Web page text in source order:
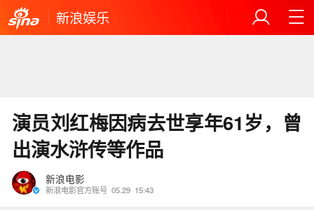
新浪娱乐
演员刘红梅因病去世享年61岁，曾
出演水浒传等作品
新浪电影
新浪电影官方账号 05.29 15:43